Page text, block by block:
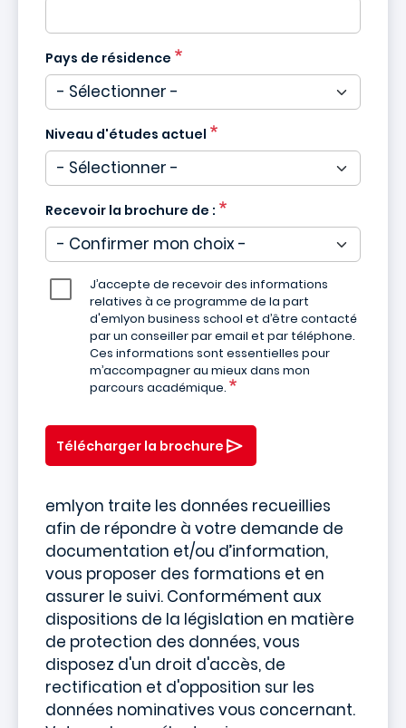
Pays de résidence
Niveau d'études actuel
Recevoir la brochure de :
J’accepte de recevoir des informations
relatives à ce programme de la part
d'emlyon business school et d’être contacté
par un conseiller par email et par téléphone.
Ces informations sont essentielles pour
m’accompagner au mieux dans mon
parcours académique.
Télécharger la brochure
emlyon traite les données recueillies
afin de répondre à votre demande de
documentation et/ou d’information,
vous proposer des formations et en
assurer le suivi. Conformément aux
dispositions de la législation en matière
de protection des données, vous
disposez d'un droit d'accès, de
rectification et d'opposition sur les
données nominatives vous concernant.